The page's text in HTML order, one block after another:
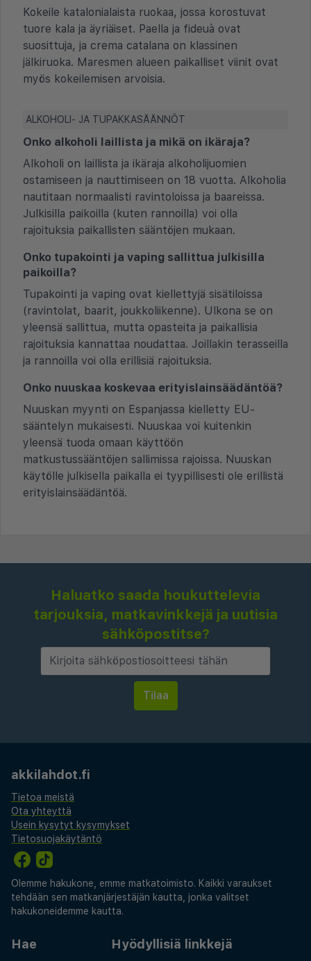
Kokeile katalonialaista ruokaa, jossa korostuvat
tuore kala ja äyriäiset. Paella ja fideuà ovat
suosittuja, ja crema catalana on klassinen
jälkiruoka. Maresmen alueen paikalliset viinit ovat
myös kokeilemisen arvoisia.
ALKOHOLI- JA TUPAKKASÄÄNNÖT
Onko alkoholi laillista ja mikä on ikäraja?
Alkoholi on laillista ja ikäraja alkoholijuomien
ostamiseen ja nauttimiseen on 18 vuotta. Alkoholia
nautitaan normaalisti ravintoloissa ja baareissa.
Julkisilla paikoilla (kuten rannoilla) voi olla
rajoituksia paikallisten sääntöjen mukaan.
Onko tupakointi ja vaping sallittua julkisilla
paikoilla?
Tupakointi ja vaping ovat kiellettyjä sisätiloissa
(ravintolat, baarit, joukkoliikenne). Ulkona se on
yleensä sallittua, mutta opasteita ja paikallisia
rajoituksia kannattaa noudattaa. Joillakin terasseilla
ja rannoilla voi olla erillisiä rajoituksia.
Onko nuuskaa koskevaa erityislainsäädäntöä?
Nuuskan myynti on Espanjassa kielletty EU-
sääntelyn mukaisesti. Nuuskaa voi kuitenkin
yleensä tuoda omaan käyttöön
matkustussääntöjen sallimissa rajoissa. Nuuskan
käytölle julkisella paikalla ei tyypillisesti ole erillistä
erityislainsäädäntöä.
Haluatko saada houkuttelevia
tarjouksia, matkavinkkejä ja uutisia
sähköpostitse?
akkilahdot.fi
Tietoa meistä
Ota yhteyttä
Usein kysytyt kysymykset
Tietosuojakäytäntö
Olemme hakukone, emme matkatoimisto. Kaikki varaukset
tehdään sen matkanjärjestäjän kautta, jonka valitset
hakukoneidemme kautta.
Hae Hyödyllisiä linkkejä